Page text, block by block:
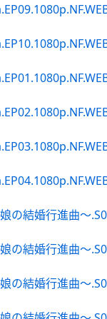
の結婚行進曲～
の結婚行進曲～
の結婚行進曲～